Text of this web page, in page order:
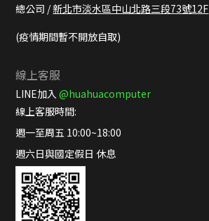
總公司 /新北市淡水區中山北路三段73號12F
(疫情期間暫不開放自取)
線上客服
LINE加入@huahuacomputer
線上客服時間:
週一至周五 10:00~18:00
週六日與國定假日 休息